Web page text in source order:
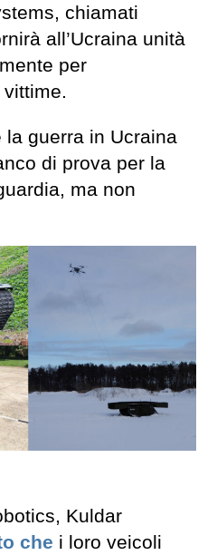
chiamati
all’Ucraina unità
per
vittime.
guerra in Ucraina
di prova per la
ma non
Kuldar
che i loro veicoli